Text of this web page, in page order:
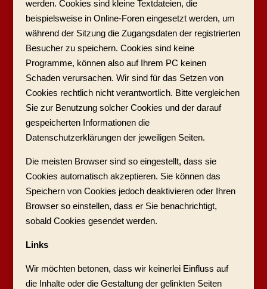
werden. Cookies sind kleine Textdateien, die
beispielsweise in Online-Foren eingesetzt werden, um
während der Sitzung die Zugangsdaten der registrierten
Besucher zu speichern. Cookies sind keine
Programme, können also auf Ihrem PC keinen
Schaden verursachen. Wir sind für das Setzen von
Cookies rechtlich nicht verantwortlich. Bitte vergleichen
Sie zur Benutzung solcher Cookies und der darauf
gespeicherten Informationen die
Datenschutzerklärungen der jeweiligen Seiten.
Die meisten Browser sind so eingestellt, dass sie
Cookies automatisch akzeptieren. Sie können das
Speichern von Cookies jedoch deaktivieren oder Ihren
Browser so einstellen, dass er Sie benachrichtigt,
sobald Cookies gesendet werden.
Links
Wir möchten betonen, dass wir keinerlei Einfluss auf
die Inhalte oder die Gestaltung der gelinkten Seiten